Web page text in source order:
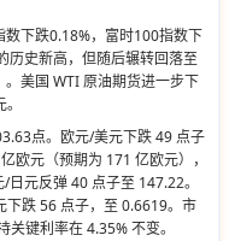
下跌0.18%，富时100指数下
历史新高，但随后辗转回落至
美国 WTI 原油期货进一步下
点。欧元/美元下跌 49 点子
欧元（预期为 171 亿欧元），
元反弹 40 点子至 147.22。
跌 56 点子，至 0.6619。市
键利率在 4.35% 不变。